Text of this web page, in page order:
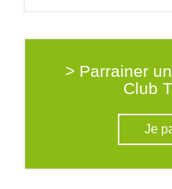
> Parrainer
Club
Je